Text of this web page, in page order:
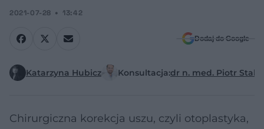
2021-07-28 13:42
Dodaj do Google
Katarzyna Hubicz Konsultacja:dr n. med. Piotr
Chirurgiczna korekcja uszu, czyli otoplastyka,